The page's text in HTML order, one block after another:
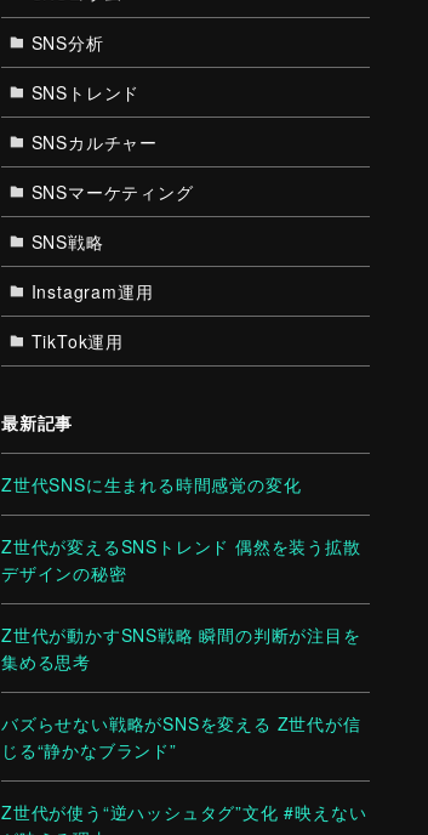
SNS分析
SNSトレンド
SNSカルチャー
SNSマーケティング
SNS戦略
Instagram運用
TikTok運用
最新記事
Z世代SNSに生まれる時間感覚の変化
Z世代が変えるSNSトレンド 偶然を装う拡散
デザインの秘密
Z世代が動かすSNS戦略 瞬間の判断が注目を
集める思考
バズらせない戦略がSNSを変える Z世代が信
じる“静かなブランド”
Z世代が使う“逆ハッシュタグ”文化 #映えない